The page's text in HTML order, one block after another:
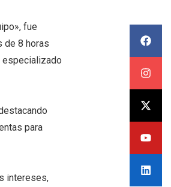
fue
de 8 horas
especializado
para
intereses,